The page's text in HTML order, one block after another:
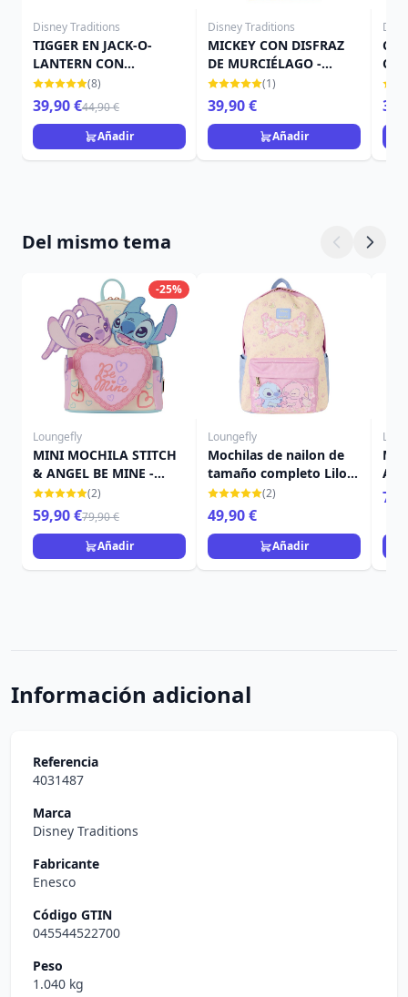
Disney Traditions
TIGGER EN JACK-O-
LANTERN CON
MURCIÉLAGO - DISNEY
TRADITIONS
(8)
39,90 €44,90 €
Añadir
Disney Traditions
MICKEY CON DISFRAZ
DE MURCIÉLAGO -
DISNEY TRADITIONS
(1)
39,90 €
Añadir
Del mismo tema
-25%
Loungefly
MINI MOCHILA STITCH
& ANGEL BE MINE -
DISNEY LOUNGEFLY
(2)
59,90 €79,90 €
Añadir
Loungefly
Mochilas de nailon de
tamaño completo Lilo y
Stitch - Disney
Loungefly
(2)
49,90 €
Añadir
-
Información adicional
Referencia
4031487
Marca
Disney Traditions
Fabricante
Enesco
Código GTIN
045544522700
Peso
1.040 kg